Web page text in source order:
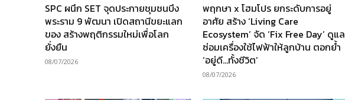
SPC ผนึก SET จุดประกายชุมชนบึง
พระราม 9 พัฒนา เปิดสถานีขยะแลก
ของ สร้างพฤติกรรมใหม่เพื่อโลก
ยั่งยืน
08/07/2026
พฤกษา x โฮมโปร ยกระดับการอยู่
อาศัย สร้าง ‘Living Care
Ecosystem’ จัด ‘Fix Free Day’ ดูแล
ซ่อมเครื่องใช้ไฟฟ้าให้ลูกบ้าน ตอกย้ำ
‘อยู่ดี…ทั้งชีวิต’
08/07/2026